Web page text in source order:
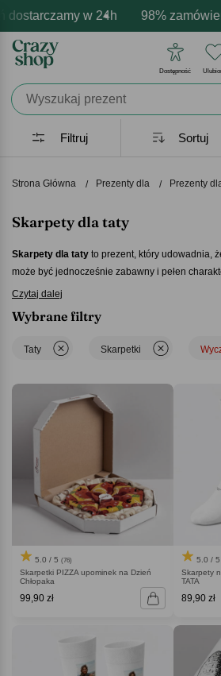
w 24h 98%
personalizacja produktów
emocje - zawsze udane
Dostępność
Strona Główna Prezenty dla Prezenty
Skarpety dla taty
Skarpety dla taty to prezent, który udowadnia,
może być jednocześnie zabawny i pełen
oraz oryginalne nadruki sprawiają, że zwykłe
które pozwalają w niebanalny sposób wyrazić
szukasz pomysłu na prezent,
skarpety dla taty
który połączy wygodę użytkowania z dużą
Czytaj dalej
Filtruj Sortuj
Wybrane filtry
Taty Skarpetki
5.0 / 5 (76)
Skarpetki PIZZA upominek na Dzień
Chłopaka
99,90 zł
5.0 / 5
Skarpety
TATA
89,90 zł